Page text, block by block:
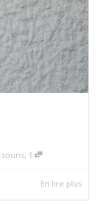
souris, 1
En lire plus